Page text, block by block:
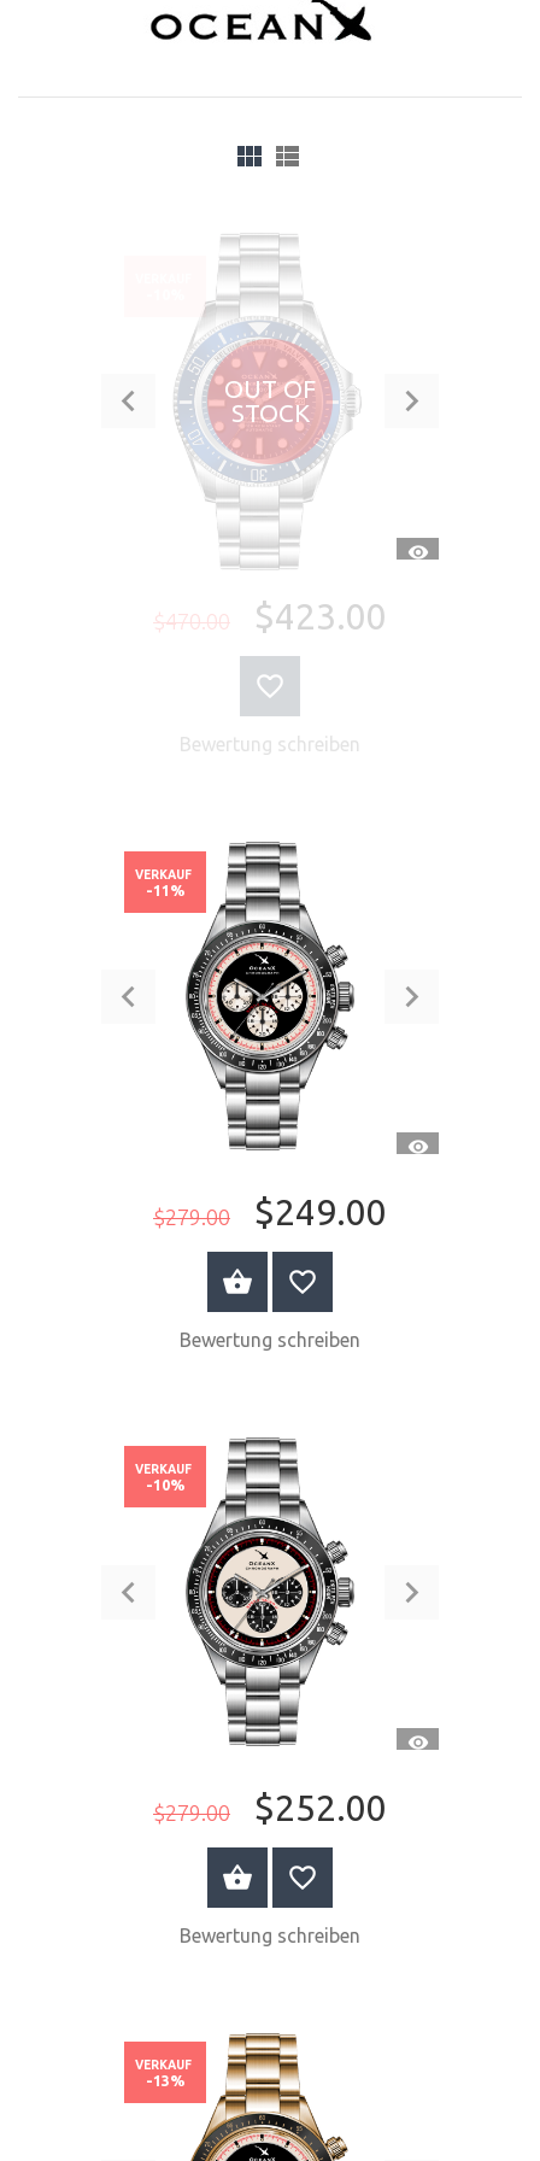
OUT OF
STOCK
$470.00 $423.00
Bewertung schreiben
$279.00 $249.00
VERKAUF
-11%
JETZT KAUFEN
Bewertung schreiben
$279.00 $252.00
VERKAUF
-10%
JETZT KAUFEN
Bewertung schreiben
VERKAUF
-13%